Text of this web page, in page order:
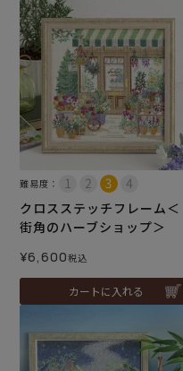
難易度：
クロスステッチフレーム＜
街角のハーブショップ＞
¥6,600税込
カートに入れる